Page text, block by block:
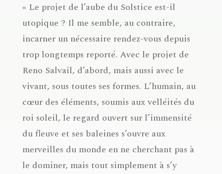
« Le projet de l’aube du Solstice est-il
utopique ? Il me semble, au contraire,
incarner un nécessaire rendez-vous depuis
trop longtemps reporté. Avec le projet de
Reno Salvail, d’abord, mais aussi avec le
vivant, sous toutes ses formes. L’humain, au
cœur des éléments, soumis aux velléités du
roi soleil, le regard ouvert sur l’immensité
du fleuve et ses baleines s’ouvre aux
merveilles du monde en ne cherchant pas à
le dominer, mais tout simplement à s’y